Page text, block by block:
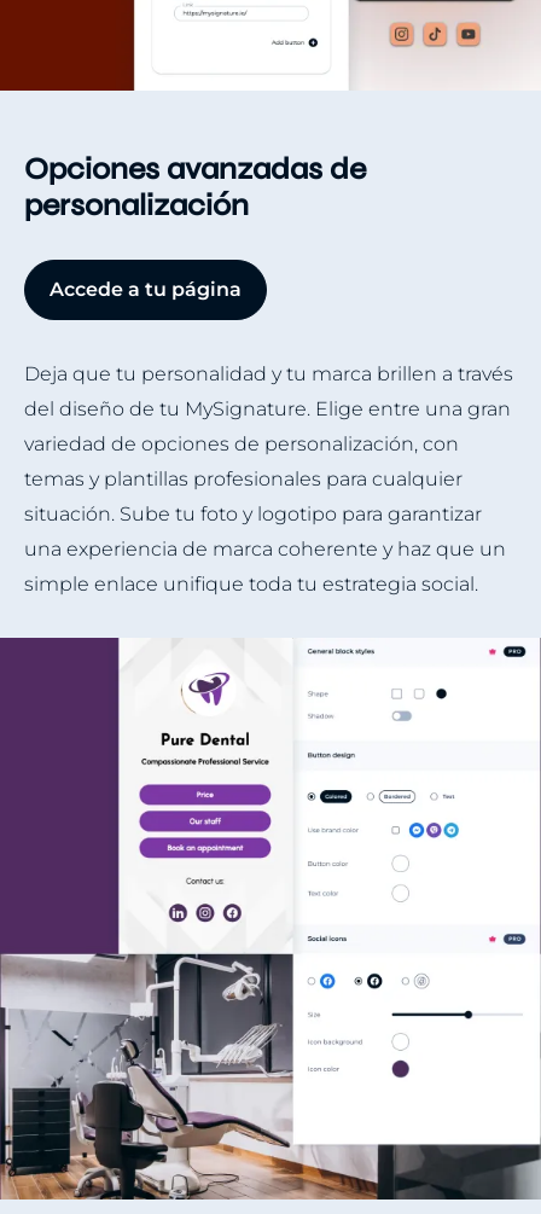
Opciones avanzadas de
personalización
Accede a tu página
Deja que tu personalidad y tu marca brillen a través
del diseño de tu MySignature. Elige entre una gran
variedad de opciones de personalización, con
temas y plantillas profesionales para cualquier
situación. Sube tu foto y logotipo para garantizar
una experiencia de marca coherente y haz que un
simple enlace unifique toda tu estrategia social.